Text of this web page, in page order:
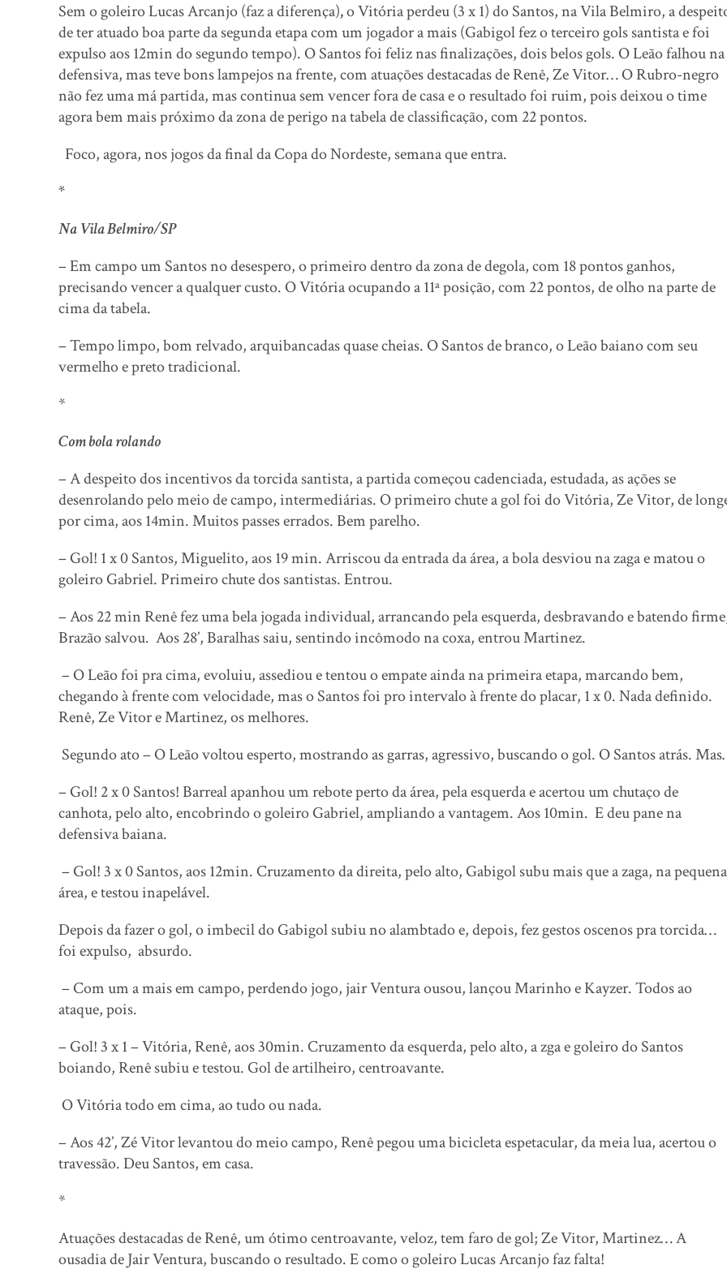
Sem o goleiro Lucas Arcanjo (faz a diferença),o Vitória perdeu (3 x 1) do Santos, na Vila Belmiro, a
de ter atuado boa parte da segunda etapa com um jogador a mais (Gabigol fez o terceiro gols santista e foi
expulso aos 12min do segundo tempo). O Santos foi feliz nas finalizações, dois belos gols. O Leão falhou na
defensiva, mas teve bons lampejos na frente, com atuações destacadas de Renê, Ze Vitor… O Rubro-negro
não fez uma má partida, mas continua sem vencer fora de casa e o resultado foi ruim, pois deixou o time
agora bem mais próximo da zona de perigo na tabela de classificação, com 22 pontos.
Foco, agora, nos jogos da final da Copa do Nordeste, semana que entra.
*
Na Vila Belmiro/SP
– Em campo um Santos no desespero, o primeiro dentro da zona de degola, com 18 pontos ganhos,
precisando vencer a qualquer custo. O Vitória ocupando a 11ª posição, com 22 pontos, de olho na parte de
cima da tabela.
– Tempo limpo, bom relvado, arquibancadas quase cheias. O Santos de branco, o Leão baiano com seu
vermelho e preto tradicional.
*
Com bola rolando
– A despeito dos incentivos da torcida santista, a partida começou cadenciada, estudada, as ações se
desenrolando pelo meio de campo, intermediárias. O primeiro chute a gol foi do Vitória, Ze Vitor, de
por cima, aos 14min. Muitos passes errados. Bem parelho.
– Gol! 1 x 0 Santos, Miguelito, aos 19 min. Arriscou da entrada da área, a bola desviou na zaga e matou o
goleiro Gabriel. Primeiro chute dos santistas. Entrou.
– Aos 22 min Renê fez uma bela jogada individual, arrancando pela esquerda, desbravando e batendo
Brazão salvou. Aos 28’, Baralhas saiu, sentindo incômodo na coxa, entrou Martinez.
– O Leão foi pra cima, evoluiu, assediou e tentou o empate ainda na primeira etapa, marcando bem,
chegando à frente com velocidade, mas o Santos foi pro intervalo à frente do placar, 1 x 0. Nada definido.
Renê, Ze Vitor e Martinez, os melhores.
Segundo ato – O Leão voltou esperto, mostrando as garras, agressivo, buscando o gol. O Santos atrás.
– Gol! 2 x 0 Santos! Barreal apanhou um rebote perto da área, pela esquerda e acertou um chutaço de
canhota, pelo alto, encobrindo o goleiro Gabriel, ampliando a vantagem. Aos 10min. E deu pane na
defensiva baiana.
– Gol! 3 x 0 Santos, aos 12min. Cruzamento da direita, pelo alto, Gabigol subu mais que a zaga, na pequena
área, e testou inapelável.
Depois da fazer o gol, o imbecil do Gabigol subiu no alambtado e, depois, fez gestos oscenos pra torcida…
foi expulso, absurdo.
– Com um a mais em campo, perdendo jogo, jair Ventura ousou, lançou Marinho e Kayzer. Todos ao
ataque, pois.
– Gol! 3 x 1 – Vitória, Renê, aos 30min. Cruzamento da esquerda, pelo alto, a zga e goleiro do Santos
boiando, Renê subiu e testou. Gol de artilheiro, centroavante.
O Vitória todo em cima, ao tudo ou nada.
– Aos 42’, Zé Vitor levantou do meio campo, Renê pegou uma bicicleta espetacular, da meia lua, acertou o
travessão. Deu Santos, em casa.
*
Atuações destacadas de Renê, um ótimo centroavante, veloz, tem faro de gol; Ze Vitor, Martinez… A
ousadia de Jair Ventura, buscando o resultado. E como o goleiro Lucas Arcanjo faz falta!